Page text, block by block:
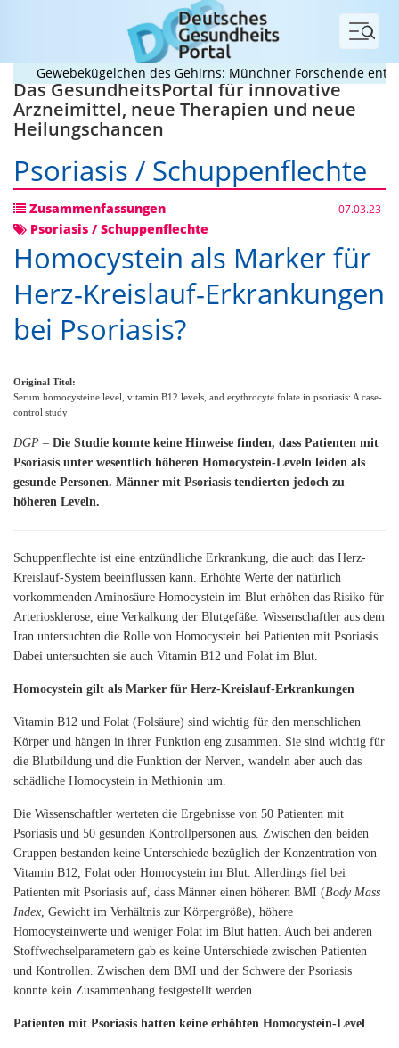
Menü
Gewebekügelchen des Gehirns: Münchner Forschende
Das GesundheitsPortal für innovative
Arzneimittel, neue Therapien und neue
Heilungschancen
Psoriasis / Schuppenflechte
Zusammenfassungen 07.03.23
Psoriasis / Schuppenflechte
Homocystein als Marker für
Herz-Kreislauf-Erkrankungen
bei Psoriasis?
Original Titel:
Serum homocysteine level, vitamin B12 levels, and erythrocyte folate in psoriasis: A case-
control study
DGP – Die Studie konnte keine Hinweise finden, dass Patienten mit
Psoriasis unter wesentlich höheren Homocystein-Leveln leiden als
gesunde Personen. Männer mit Psoriasis tendierten jedoch zu
höheren Leveln.
Schuppenflechte ist eine entzündliche Erkrankung, die auch das Herz-
Kreislauf-System beeinflussen kann. Erhöhte Werte der natürlich
vorkommenden Aminosäure Homocystein im Blut erhöhen das Risiko für
Arteriosklerose, eine Verkalkung der Blutgefäße. Wissenschaftler aus dem
Iran untersuchten die Rolle von Homocystein bei Patienten mit Psoriasis.
Dabei untersuchten sie auch Vitamin B12 und Folat im Blut.
Homocystein gilt als Marker für Herz-Kreislauf-Erkrankungen
Vitamin B12 und Folat (Folsäure) sind wichtig für den menschlichen
Körper und hängen in ihrer Funktion eng zusammen. Sie sind wichtig für
die Blutbildung und die Funktion der Nerven, wandeln aber auch das
schädliche Homocystein in Methionin um.
Die Wissenschaftler werteten die Ergebnisse von 50 Patienten mit
Psoriasis und 50 gesunden Kontrollpersonen aus. Zwischen den beiden
Gruppen bestanden keine Unterschiede bezüglich der Konzentration von
Vitamin B12, Folat oder Homocystein im Blut. Allerdings fiel bei
Patienten mit Psoriasis auf, dass Männer einen höheren BMI (Body Mass
Index , Gewicht im Verhältnis zur Körpergröße), höhere
Homocysteinwerte und weniger Folat im Blut hatten. Auch bei anderen
Stoffwechselparametern gab es keine Unterschiede zwischen Patienten
und Kontrollen. Zwischen dem BMI und der Schwere der Psoriasis
konnte kein Zusammenhang festgestellt werden.
Patienten mit Psoriasis hatten keine erhöhten Homocystein-Level